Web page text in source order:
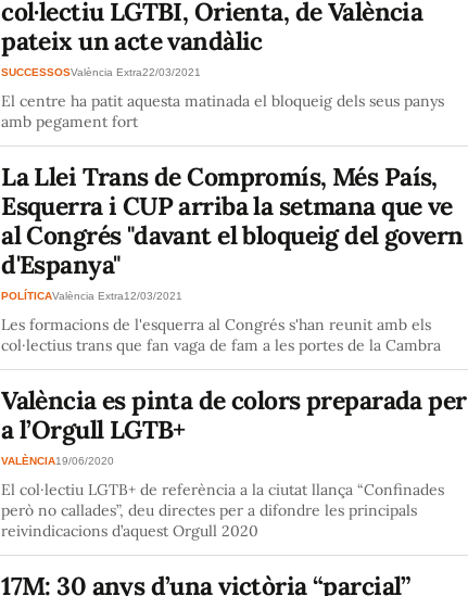
col·lectiu LGTBI, Orienta, de València
pateix un acte vandàlic
SUCCESSOSValència Extra22/03/2021
El centre ha patit aquesta matinada el bloqueig dels seus panys
amb pegament fort
La Llei Trans de Compromís, Més País,
Esquerra i CUP arriba la setmana que ve
al Congrés "davant el bloqueig del govern
d'Espanya"
POLÍTICAValència Extra12/03/2021
Les formacions de l'esquerra al Congrés s'han reunit amb els
col·lectius trans que fan vaga de fam a les portes de la Cambra
València es pinta de colors preparada per
a l’Orgull LGTB+
VALÈNCIA19/06/2020
El col·lectiu LGTB+ de referència a la ciutat llança “Confinades
però no callades”, deu directes per a difondre les principals
reivindicacions d’aquest Orgull 2020
17M: 30 anys d’una victòria “parcial”